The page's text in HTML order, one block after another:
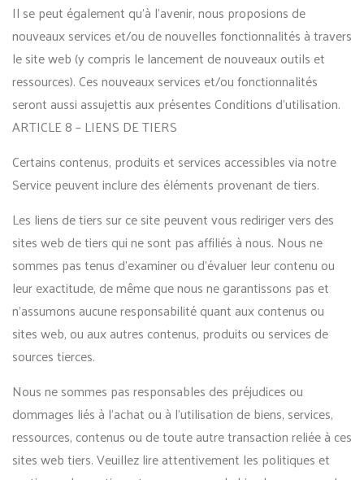
Il se peut également qu’à l’avenir, nous proposions de
nouveaux services et/ou de nouvelles fonctionnalités à travers
le site web (y compris le lancement de nouveaux outils et
ressources). Ces nouveaux services et/ou fonctionnalités
seront aussi assujettis aux présentes Conditions d’utilisation.
ARTICLE 8 – LIENS DE TIERS
Certains contenus, produits et services accessibles via notre
Service peuvent inclure des éléments provenant de tiers.
Les liens de tiers sur ce site peuvent vous rediriger vers des
sites web de tiers qui ne sont pas affiliés à nous. Nous ne
sommes pas tenus d’examiner ou d’évaluer leur contenu ou
leur exactitude, de même que nous ne garantissons pas et
n’assumons aucune responsabilité quant aux contenus ou
sites web, ou aux autres contenus, produits ou services de
sources tierces.
Nous ne sommes pas responsables des préjudices ou
dommages liés à l’achat ou à l’utilisation de biens, services,
ressources, contenus ou de toute autre transaction reliée à ces
sites web tiers. Veuillez lire attentivement les politiques et